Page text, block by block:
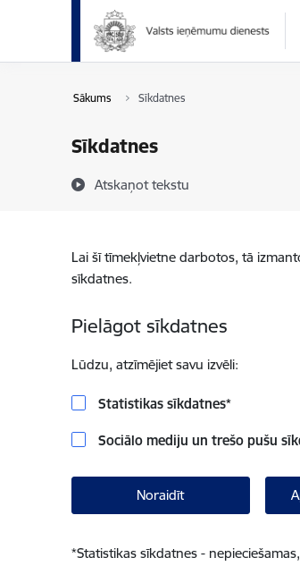
Pāriet uz lapas saturu
Sākums Sīkdatnes
Sīkdatnes
Atskaņot tekstu
Lai šī tīmekļvietne darbotos, tā
sīkdatnes.
Pielāgot sīkdatnes
Lūdzu, atzīmējiet savu izvēli:
Statistikas sīkdatnes*
Sociālo mediju un trešo pušu
Noraidīt
*Statistikas sīkdatnes -